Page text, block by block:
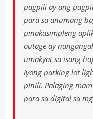
pagpili ay ang
para sa anumang
pinakasimpleng
outage ay
umakyat sa isang
iyong parking lot
pinili. Palaging
para sa digital sa